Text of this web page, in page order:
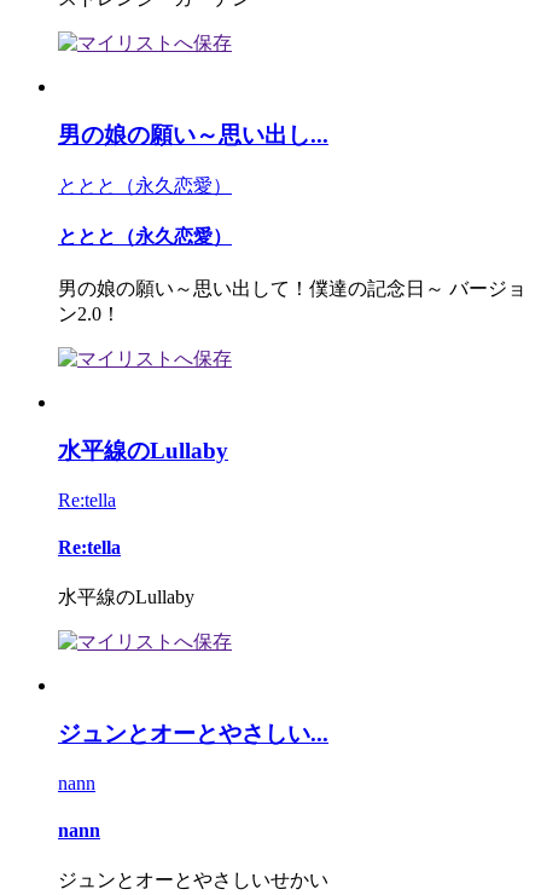
男の娘の願い～思い出し...
ととと（永久恋愛）
ととと（永久恋愛）
男の娘の願い～思い出して！僕達の記念日～ バージョ
ン2.0！
水平線のLullaby
Re:tella
Re:tella
水平線のLullaby
ジュンとオーとやさしい...
nann
nann
ジュンとオーとやさしいせかい